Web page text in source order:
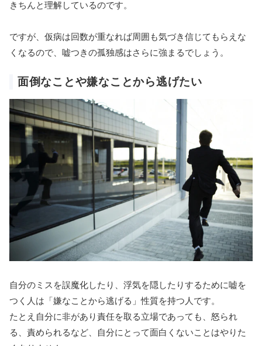
きちんと理解しているのです。
ですが、仮病は回数が重なれば周囲も気づき信じてもらえな
くなるので、嘘つきの孤独感はさらに強まるでしょう。
面倒なことや嫌なことから逃げたい
自分のミスを誤魔化したり、浮気を隠したりするために嘘を
つく人は「嫌なことから逃げる」性質を持つ人です。
たとえ自分に非があり責任を取る立場であっても、怒られ
る、責められるなど、自分にとって面白くないことはやりた